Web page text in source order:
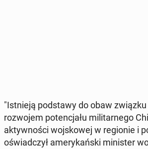
"Ist­nie­ją pod­sta­wy do obaw
roz­wo­jem po­ten­cja­łu mi­li­tar­ne­go
ak­tyw­no­ści woj­sko­wej w re­gio­nie i
oświad­czył ame­ry­kań­ski mi­ni­ster